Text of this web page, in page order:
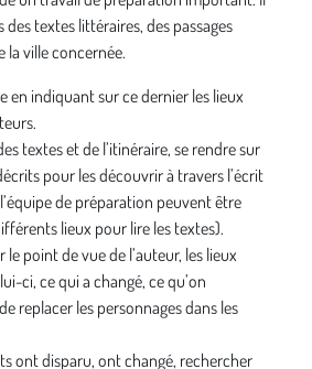
des textes littéraires, des passages
la ville concernée.
en indiquant sur ce dernier les lieux
textes et de l’itinéraire, se rendre sur
pour les découvrir à travers l’écrit
de préparation peuvent être
lieux pour lire les textes).
le point de vue de l’auteur, les lieux
ci, ce qui a changé, ce qu’on
replacer les personnages dans les
ont disparu, ont changé, rechercher